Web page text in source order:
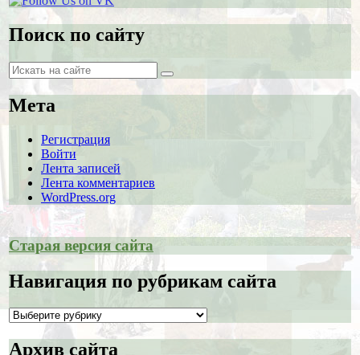
Поиск по сайту
Поиск
Поиск
Мета
Регистрация
Войти
Лента записей
Лента комментариев
WordPress.org
Старая версия сайта
Навигация по рубрикам сайта
Навигация
рубрикам
Архив сайта